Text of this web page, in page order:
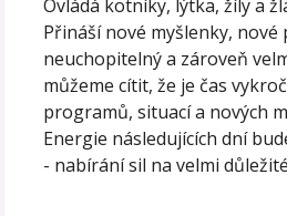
Ovládá kotníky, lýtka, žíly a
Přináší nové myšlenky, nové
neuchopitelný a zároveň
můžeme cítit, že je čas
programů, situací a nových
Energie následujících dní
- nabírání sil na velmi